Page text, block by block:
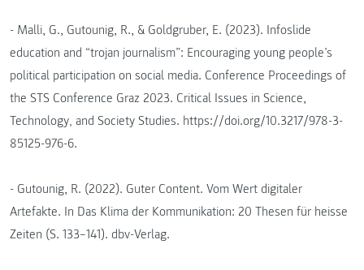
- Malli, G., Gutounig, R., & Goldgruber, E. (2023). Infoslide
education and “trojan journalism”: Encouraging young people’s
political participation on social media. Conference Proceedings of
the STS Conference Graz 2023. Critical Issues in Science,
Technology‚ and Society Studies. https://doi.org/10.3217/978-3-
85125-976-6.
- Gutounig, R. (2022). Guter Content. Vom Wert digitaler
Artefakte. In Das Klima der Kommunikation: 20 Thesen für heisse
Zeiten (S. 133–141). dbv-Verlag.